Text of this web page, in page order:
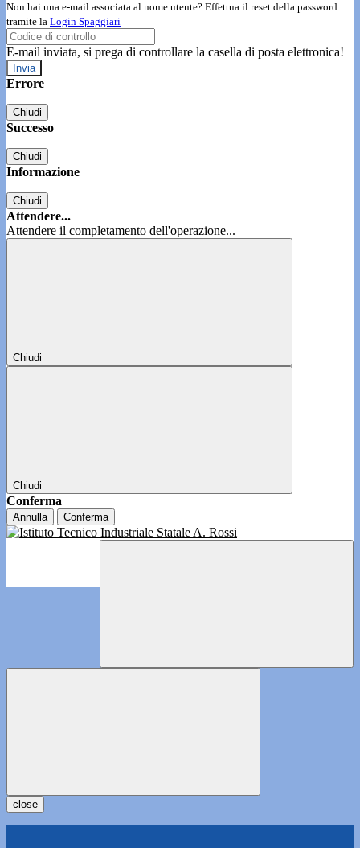
Non hai una e-mail associata al nome utente? Effettua il reset della password
tramite la Login Spaggiari
E-mail inviata, si prega di controllare la casella di posta elettronica!
Errore
Chiudi
Successo
Chiudi
Informazione
Chiudi
Attendere...
Attendere il completamento dell'operazione...
Chiudi
Chiudi
Conferma
Annulla Conferma
close